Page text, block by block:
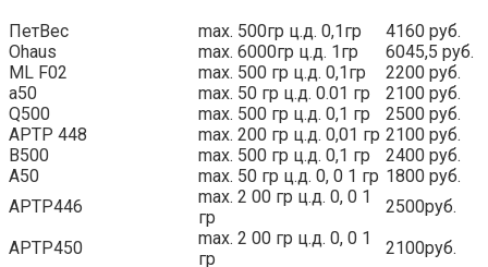
ПетВес max. 500гр ц.д. 0,1гр
4160 руб.
Ohaus
max. 6000гр ц.д. 1гр
6045,5 руб.
ML F02
max. 500 гр ц.д. 0,1гр
2200 руб.
a50
max. 50 гр ц.д. 0.01 гр
2100 руб.
Q500
max. 500 гр ц.д. 0,1 гр
2500 руб.
APTP 448
max. 200 гр ц.д. 0,01 гр 2100 руб.
В500
max. 500 гр ц.д. 0,1 гр
2400 руб.
А50
max. 50 гр ц.д. 0, 0 1 гр 1800 руб.
АРТР446
max. 2 00 гр ц.д. 0, 0 1
гр
2500руб.
АРТР450
max. 2 00 гр ц.д. 0, 0 1
гр
2100руб.